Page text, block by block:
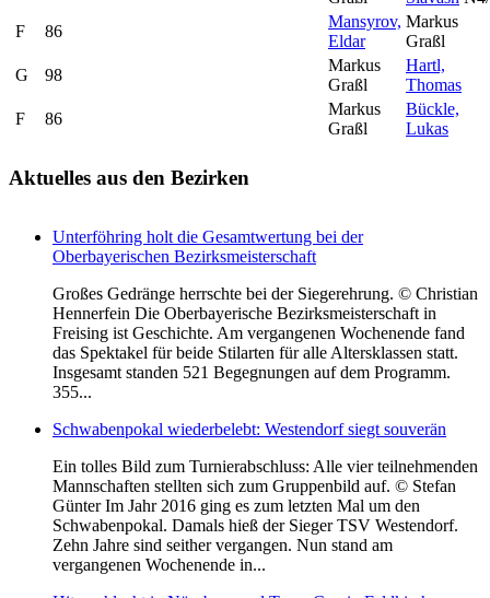
F
86
Mansyrov,
Eldar
Markus
Graßl
G
98
Markus
Graßl
Hartl,
Thomas
F
86
Markus
Graßl
Bückle,
Lukas
Aktuelles aus den Bezirken
Unterföhring holt die Gesamtwertung bei der
Oberbayerischen Bezirksmeisterschaft
Großes Gedränge herrschte bei der Siegerehrung. © Christian
Hennerfein Die Oberbayerische Bezirksmeisterschaft in
Freising ist Geschichte. Am vergangenen Wochenende fand
das Spektakel für beide Stilarten für alle Altersklassen statt.
Insgesamt standen 521 Begegnungen auf dem Programm.
355...
Schwabenpokal wiederbelebt: Westendorf siegt souverän
Ein tolles Bild zum Turnierabschluss: Alle vier teilnehmenden
Mannschaften stellten sich zum Gruppenbild auf. © Stefan
Günter Im Jahr 2016 ging es zum letzten Mal um den
Schwabenpokal. Damals hieß der Sieger TSV Westendorf.
Zehn Jahre sind seither vergangen. Nun stand am
vergangenen Wochenende in...